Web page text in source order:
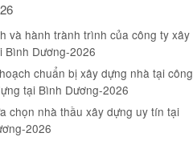
và hành trành trình của công ty xây
Bình Dương-2026
chuẩn bị xây dựng nhà tại công
tại Bình Dương-2026
chọn nhà thầu xây dựng uy tín tại
2026